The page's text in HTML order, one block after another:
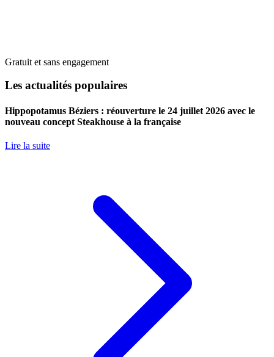
Gratuit et sans engagement
Les actualités populaires
Hippopotamus Béziers : réouverture le 24 juillet 2026 avec le
nouveau concept Steakhouse à la française
Lire la suite